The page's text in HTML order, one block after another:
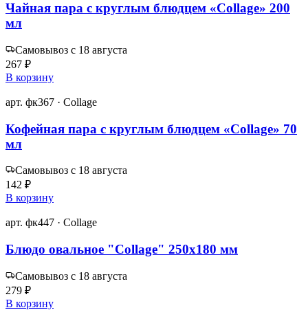
Чайная пара с круглым блюдцем «Collage» 200
мл
Самовывоз с 18 августа
267 ₽
В корзину
арт. фк367 · Collage
Кофейная пара с круглым блюдцем «Collage» 70
мл
Самовывоз с 18 августа
142 ₽
В корзину
арт. фк447 · Collage
Блюдо овальное "Collage" 250х180 мм
Самовывоз с 18 августа
279 ₽
В корзину